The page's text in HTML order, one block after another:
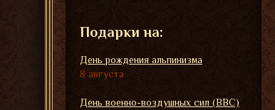
Подарки на:
День рождения альпинизма
8 августа
День военно-воздушных сил (ВВС)